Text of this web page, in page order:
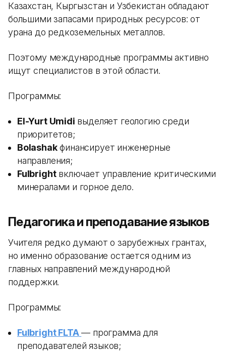
Казахстан, Кыргызстан и Узбекистан обладают
большими запасами природных ресурсов: от
урана до редкоземельных металлов.
Поэтому международные программы активно
ищут специалистов в этой области.
Программы:
El-Yurt Umidi выделяет геологию среди
приоритетов;
Bolashakфинансирует инженерные
направления;
Fulbrightвключает управление критическими
минералами и горное дело.
Педагогика и преподавание языков
Учителя редко думают о зарубежных грантах,
но именно образование остается одним из
главных направлений международной
поддержки.
Программы:
Fulbright FLTA — программа для
преподавателей языков;